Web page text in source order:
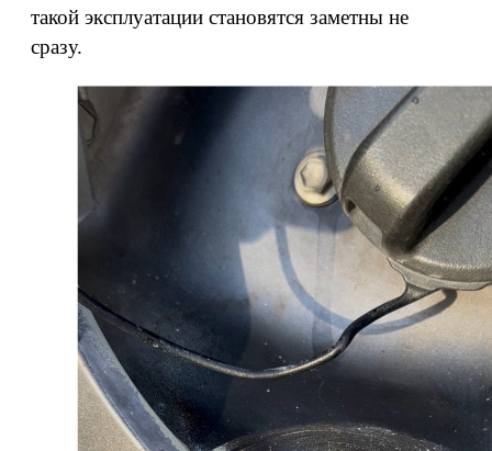
такой эксплуатации становятся заметны не
сразу.